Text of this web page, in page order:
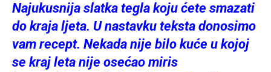
Najukusnija slatka tegla koju ćete smazati
do kraja ljeta. U nastavku teksta donosimo
vam recept. Nekada nije bilo kuće u kojoj
se kraj leta nije osećao miris